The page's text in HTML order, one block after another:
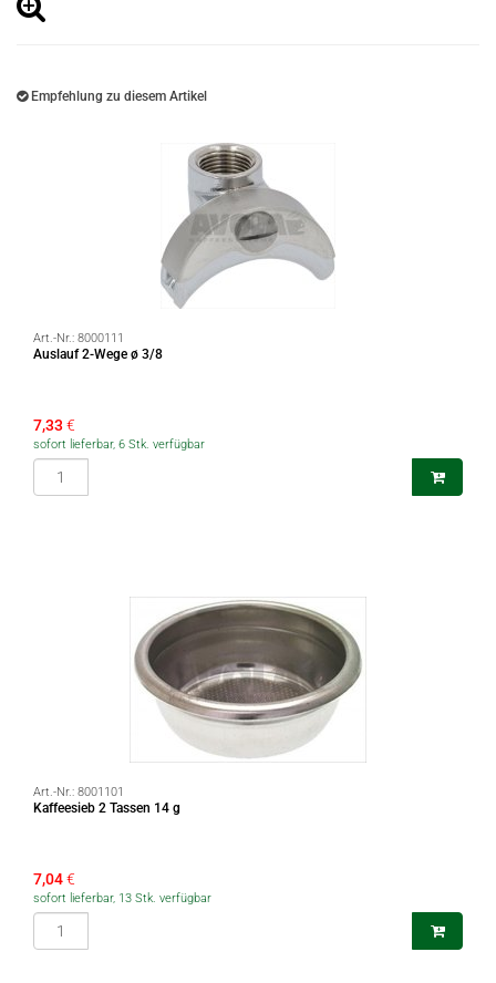
Empfehlung zu diesem Artikel
Art.-Nr.: 8000111
Auslauf 2-Wege ø 3/8
7,33€
sofort lieferbar, 6 Stk. verfügbar
Art.-Nr.: 8001101
Kaffeesieb 2 Tassen 14 g
7,04€
sofort lieferbar, 13 Stk. verfügbar